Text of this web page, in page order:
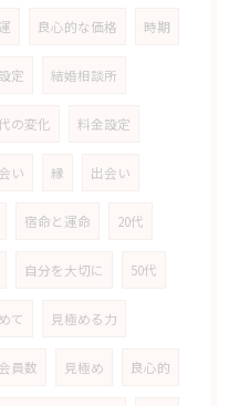
運 良心的な価格 時期
定 結婚相談所
の変化 料金設定
い 縁 出会い
宿命と運命 20代
自分を大切に 50代
て 見極める力
員数 見極め 良心的